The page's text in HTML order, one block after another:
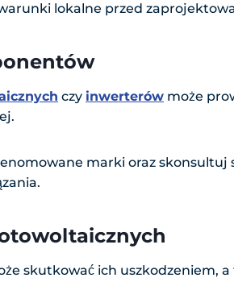
lokalne przed
czy inwerterów może
marki oraz skonsultuj
skutkować ich uszkodzeniem, a